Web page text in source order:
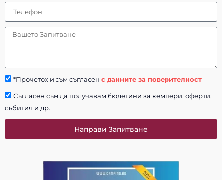
*Прочетох и съм съгласен с данните за поверителност
Съгласен съм да получавам бюлетини за кемпери, оферти,
събития и др.
Направи Запитване